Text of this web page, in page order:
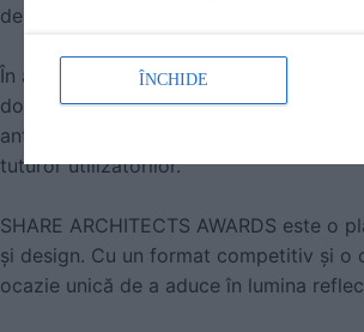
de lucru pentru echipele medicale.
În abordarea întregului proiect,
doar din arhitecţi si ingineri sau
antropologi sau sociologi care au
tuturor utilizatorilor.
SHARE ARCHITECTS AWARDS este
și design. Cu un format competitiv și o
ocazie unică de a aduce în lumina
ÎNCHIDE